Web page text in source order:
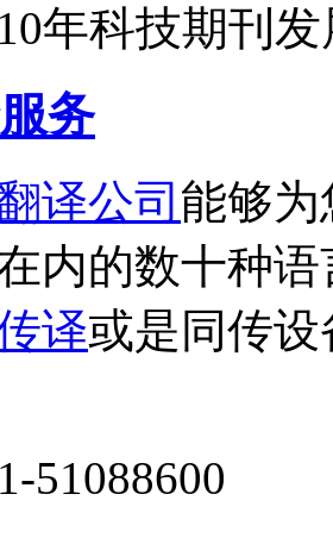
年科技期刊
务
译公司 能够
内的数十种语
译或是同传
51088600